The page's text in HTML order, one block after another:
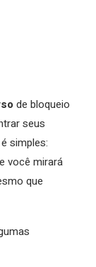
de bloqueio
seus
simples:
você mirará
que